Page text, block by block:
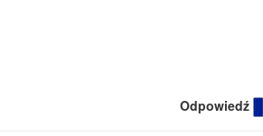
Odpowiedź